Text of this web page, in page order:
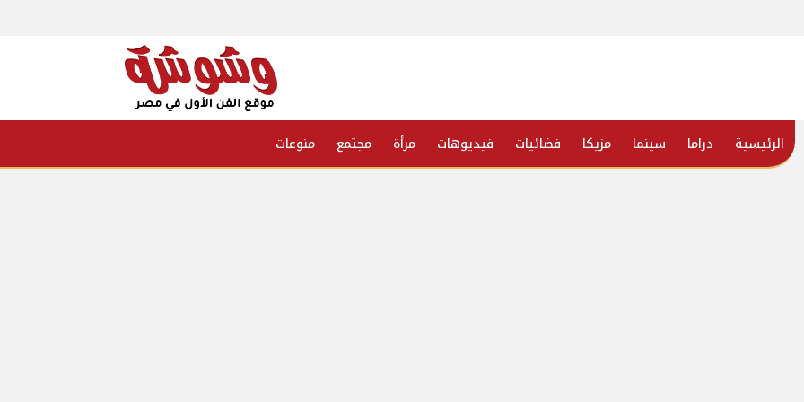
الرئيسية دراما سينما مزيكا فضائيات فيديوهات مرأة مجتمع منوعات